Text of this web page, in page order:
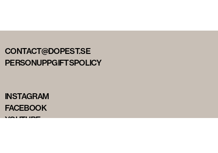
CONTACT@DOPEST.SE
PERSONUPPGIFTSPOLICY
INSTAGRAM
FACEBOOK
YOUTUBE